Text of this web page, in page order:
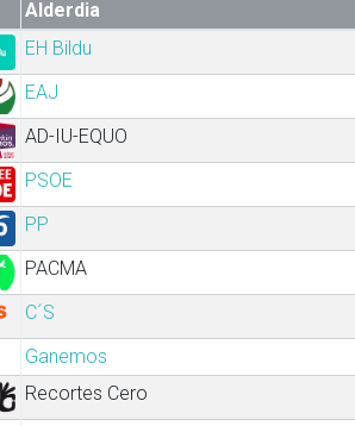
Alderdia
EH Bildu
EAJ
AD-IU-EQUO
PSOE
PP
PACMA
C´S
Ganemos
Recortes Cero